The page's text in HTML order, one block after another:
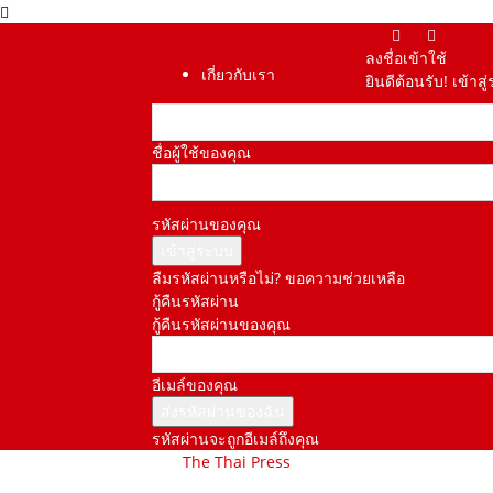
เกี่ยวกับเรา
ลงชื่อเข้าใช้
ยินดีต้อนรับ! เข้า
ชื่อผู้ใช้ของคุณ
รหัสผ่านของคุณ
ลืมรหัสผ่านหรือไม่? ขอความช่วยเหลือ
กู้คืนรหัสผ่าน
กู้คืนรหัสผ่านของคุณ
อีเมล์ของคุณ
รหัสผ่านจะถูกอีเมล์ถึงคุณ
The Thai Press